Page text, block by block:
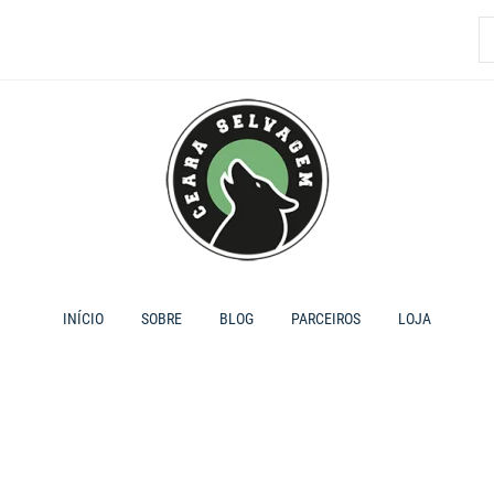
INÍCIO SOBRE BLOG PARCEIROS LOJA